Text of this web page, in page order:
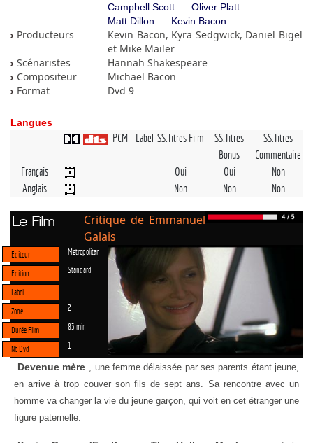
Campbell Scott
Oliver Platt
Matt Dillon
Kevin Bacon
Producteurs
Kevin Bacon, Kyra Sedgwick, Daniel Bigel
et Mike Mailer
Scénaristes
Hannah Shakespeare
Compositeur
Michael Bacon
Format
Dvd 9
Langues
PCM Label SS.Titres Film
SS.Titres
Bonus
SS.Titres
Commentaire
Français
Oui Oui
Non
Anglais
Non Non Non
Le Film
Critique de Emmanuel
Galais
Editeur Metropolitan
Edition Standard
Label
Zone
2
Durée Film 83 min
Nb Dvd 1
Devenue mère , une femme délaissée par ses parents étant jeune,
en arrive à trop couver son fils de sept ans. Sa rencontre avec un
homme va changer la vie du jeune garçon, qui voit en cet étranger une
figure paternelle.